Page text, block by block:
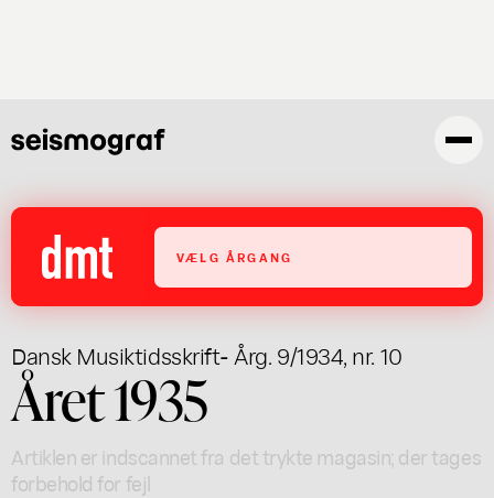
VÆLG ÅRGANG
Dansk Musiktidsskrift- Årg. 9/1934, nr. 10
Året 1935
Artiklen er indscannet fra det trykte magasin; der tages
forbehold for fejl